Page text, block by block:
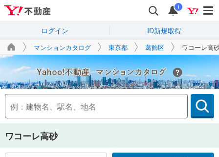
i
ログイン ID新規取得
マンションカタログ 東京都 葛飾区 ワコーレ高
Yahoo!不動産
ワコーレ高砂